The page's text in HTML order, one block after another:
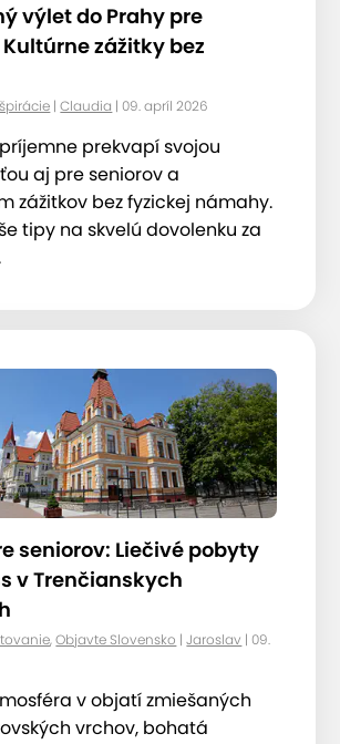
výlet do Prahy pre
zážitky bez
|Claudia | 09. apríl 2026
prekvapí svojou
aj pre seniorov a
zážitkov bez fyzickej námahy.
tipy na skvelú dovolenku za
seniorov: Liečivé pobyty
v Trenčianskych
,Objavte Slovensko |Jaroslav | 09.
v objatí zmiešaných
vrchov, bohatá